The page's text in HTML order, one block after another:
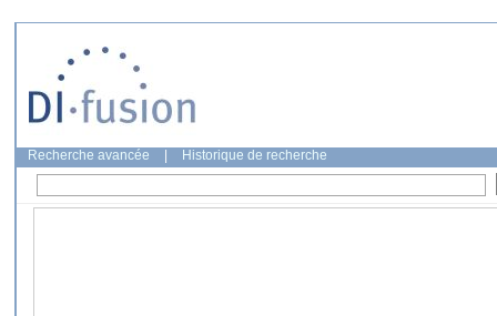
Recherche avancée Historique de recherche